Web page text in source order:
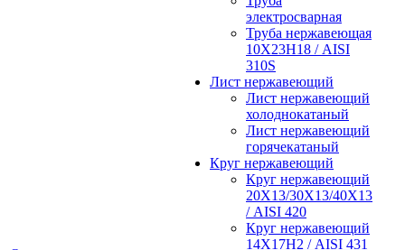
электросварная
Труба нержавеющая
10Х23Н18 / AISI
310S
Лист нержавеющий
Лист нержавеющий
холоднокатаный
Лист нержавеющий
горячекатаный
Круг нержавеющий
Круг нержавеющий
20Х13/30Х13/40Х13
/ AISI 420
Круг нержавеющий
14Х17Н2 / AISI 431